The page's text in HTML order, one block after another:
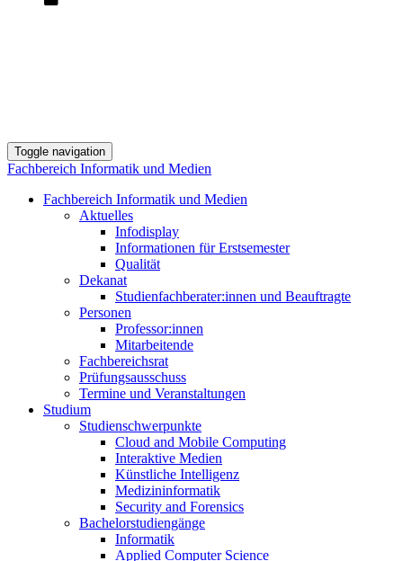
Toggle navigation
Fachbereich Informatik und Medien
Fachbereich Informatik und Medien
Aktuelles
Infodisplay
Informationen für Erstsemester
Qualität
Dekanat
Studienfachberater:innen und Beauftragte
Personen
Professor:innen
Mitarbeitende
Fachbereichsrat
Prüfungsausschuss
Termine und Veranstaltungen
Studium
Studienschwerpunkte
Cloud and Mobile Computing
Interaktive Medien
Künstliche Intelligenz
Medizininformatik
Security and Forensics
Bachelorstudiengänge
Informatik
Applied Computer Science